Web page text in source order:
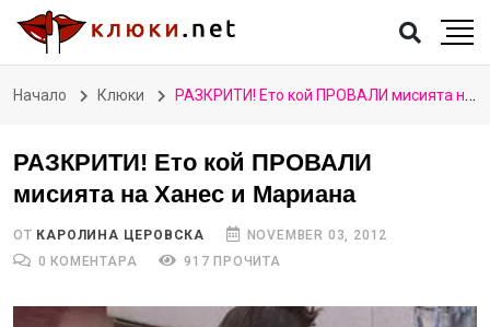
Начало Клюки РАЗКРИТИ! Ето кой ПРОВАЛИ мисията на Ханес и Мариана
РАЗКРИТИ! Ето кой ПРОВАЛИ
мисията на Ханес и Мариана
ОТ КАРОЛИНА ЦЕРОВСКА
NOVEMBER 03, 2012
0 КОМЕНТАРА
917 ПРОЧИТА